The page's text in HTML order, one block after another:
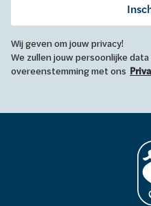
Wij geven om jouw privacy!
We zullen jouw persoonlijke
overeenstemming met ons